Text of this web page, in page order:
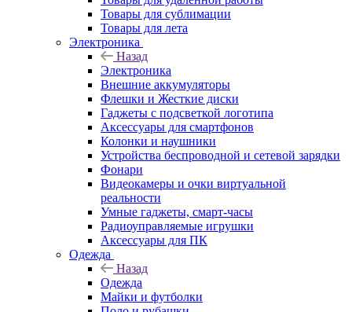
Товары для сублимации
Товары для лета
Электроника
Назад
Электроника
Внешние аккумуляторы
Флешки и Жесткие диски
Гаджеты с подсветкой логотипа
Аксессуары для смартфонов
Колонки и наушники
Устройства беспроводной и сетевой зарядки
Фонари
Видеокамеры и очки виртуальной
реальности
Умные гаджеты, смарт-часы
Радиоуправляемые игрушки
Аксессуары для ПК
Одежда
Назад
Одежда
Майки и футболки